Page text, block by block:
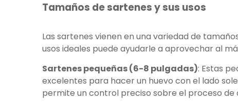
Tamaños de sartenes y sus usos
Las sartenes vienen en una variedad de
usos ideales puede ayudarle a aprovechar al
Sartenes pequeñas (6-8 pulgadas): Estas
excelentes para hacer un huevo con el lado
permite un control preciso sobre el proceso